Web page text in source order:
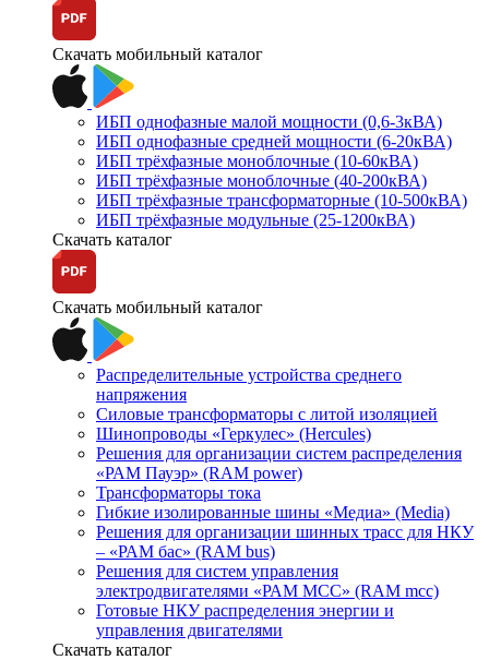
Скачать мобильный каталог
ИБП однофазные малой мощности (0,6-3кВА)
ИБП однофазные средней мощности (6-20кВА)
ИБП трёхфазные моноблочные (10-60кВА)
ИБП трёхфазные моноблочные (40-200кВА)
ИБП трёхфазные трансформаторные (10-500кВА)
ИБП трёхфазные модульные (25-1200кВА)
Скачать каталог
Скачать мобильный каталог
Распределительные устройства среднего
напряжения
Силовые трансформаторы с литой изоляцией
Шинопроводы «Геркулес» (Hercules)
Решения для организации систем распределения
«РАМ Пауэр» (RAM power)
Трансформаторы тока
Гибкие изолированные шины «Медиа» (Media)
Решения для организации шинных трасс для НКУ
– «РАМ бас» (RAM bus)
Решения для систем управления
электродвигателями «РАМ МСС» (RAM mcc)
Готовые НКУ распределения энергии и
управления двигателями
Скачать каталог